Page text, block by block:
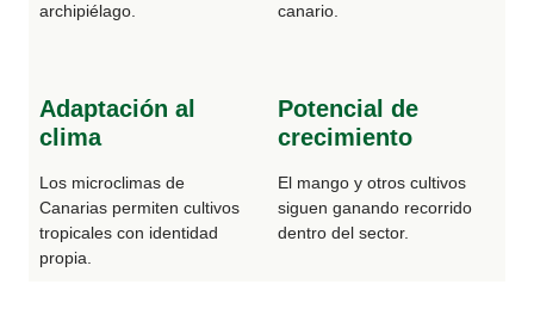
archipiélago.
canario.
Adaptación al
clima
Los microclimas de
Canarias permiten cultivos
tropicales con identidad
propia.
Potencial de
crecimiento
El mango y otros cultivos
siguen ganando recorrido
dentro del sector.